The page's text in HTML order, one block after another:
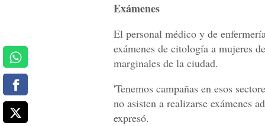
Exámenes
El personal médico y de
exámenes de citología a mujeres
marginales de la ciudad.
'Tenemos campañas en esos
no asisten a realizarse exámenes
expresó.